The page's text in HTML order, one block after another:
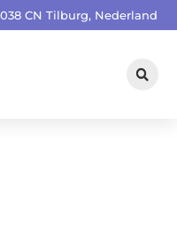
CN Tilburg, Nederland